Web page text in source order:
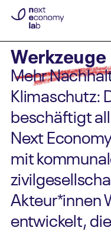
Werkzeuge
Mehr
Klimaschutz:
beschäftigt
Next
mit
Akteur*innen
entwickelt,